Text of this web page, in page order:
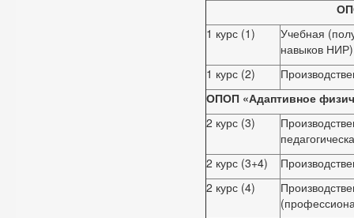
1 курс (1)
Учебная
навыков НИР)
1 курс (2)
ОПОП «Адаптивное
2 курс (3)
2 курс (3+4)
2 курс (4)